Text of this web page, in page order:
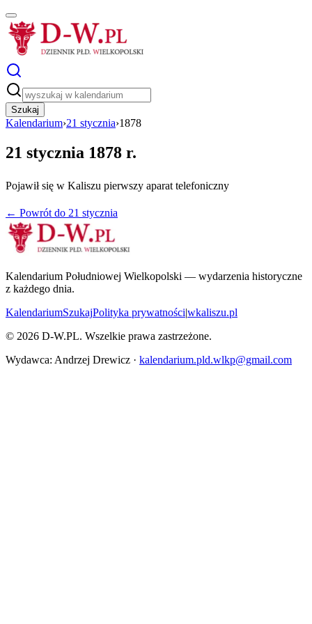
Szukaj
Kalendarium›21 stycznia›1878
21 stycznia 1878 r.
Pojawił się w Kaliszu pierwszy aparat telefoniczny
← Powrót do 21 stycznia
Kalendarium Południowej Wielkopolski — wydarzenia historyczne
z każdego dnia.
KalendariumSzukajPolityka prywatności|wkaliszu.pl
© 2026 D-W.PL. Wszelkie prawa zastrzeżone.
Wydawca: Andrzej Drewicz · kalendarium.pld.wlkp@gmail.com